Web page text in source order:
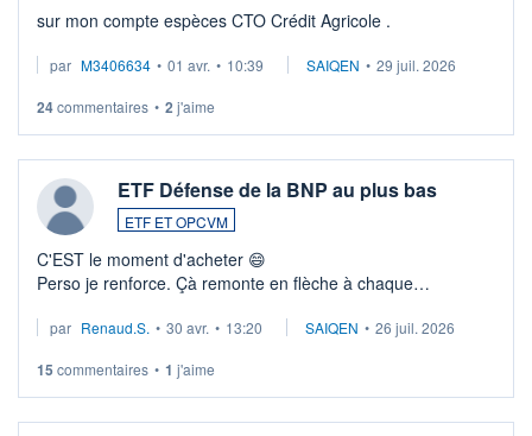
sur mon compte espèces CTO Crédit Agricole .
par M3406634 • 01 avr. • 10:39 SAIQEN • 29 juil. 2026
24commentaires • 2 j'aime
ETF Défense de la BNP au plus bas
ETF ET OPCVM
C'EST le moment d'acheter 😄​
Perso je renforce. Çà remonte en flèche à chaque
Investissement long terme tip top pour sa retraite.
par Renaud.S. • 30 avr. • 13:20 SAIQEN • 26 juil. 2026
15 commentaires • 1 j'aime